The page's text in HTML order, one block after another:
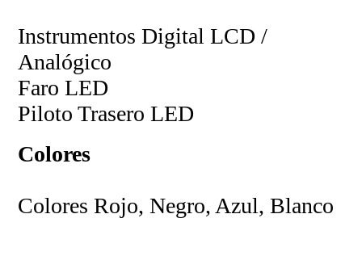
Instrumentos Digital LCD /
Analógico
Faro LED
Piloto Trasero LED
Colores
Colores Rojo, Negro, Azul, Blanco